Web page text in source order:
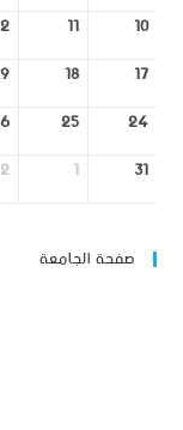
10
11
17
18
24
25
31
1
2
صفحة الجامعة